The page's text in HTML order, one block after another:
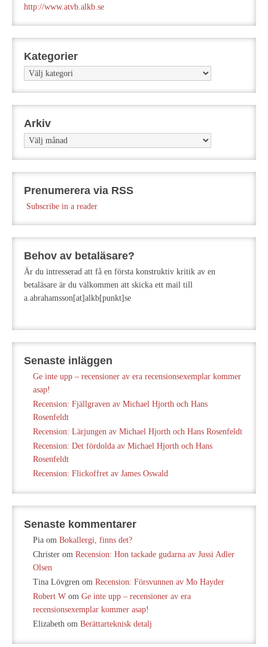
http://www.atvb.alkb.se
Kategorier
Kategorier
Arkiv
Arkiv
Prenumerera via RSS
Subscribe in a reader
Behov av betaläsare?
Är du intresserad att få en första konstruktiv kritik av en
betaläsare är du välkommen att skicka ett mail till
a.abrahamsson[at]alkb[punkt]se
Senaste inläggen
Ge inte upp – recensioner av era recensionsexemplar kommer
asap!
Recension: Fjällgraven av Michael Hjorth och Hans
Rosenfeldt
Recension: Lärjungen av Michael Hjorth och Hans Rosenfeldt
Recension: Det fördolda av Michael Hjorth och Hans
Rosenfeldt
Recension: Flickoffret av James Oswald
Senaste kommentarer
Pia om Bokallergi, finns det?
Christer om Recension: Hon tackade gudarna av Jussi Adler
Olsen
Tina Lövgren om Recension: Försvunnen av Mo Hayder
Robert W om Ge inte upp – recensioner av era
recensionsexemplar kommer asap!
Elizabeth om Berättarteknisk detalj